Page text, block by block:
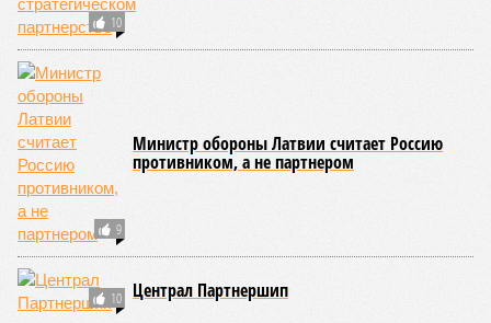
средним показателем было бы 1759 лет, а максимальным –
29 921 год. Неплохо: одному-единственному человеку
можно было бы застать сразу несколько концов света,
ледниковых периодов и крушение десятка-другого
развитых цивилизаций. Но мы снова возвращаемся к
катастрофическим изменениям в ДНК, которые начисто
вычёркивают эти цифры из всех возможных вариантов
долголетия.
«При устранении всех остальных причин
старения только соматические мутации сокращают
теоретическую среднюю продолжительность жизни с
1759 до 156 лет»
из ключевых авторов исследования, научный сотрудник
Центра био- и медицинских технологий Сколтеха и
научный сотрудник Института искусственного интеллекта